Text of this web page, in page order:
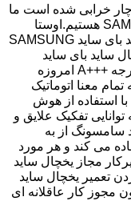
خرابی شده است ما
نمایندگی مجاز تعمیر ساید بای ساید SAMSUNG هستیم.اوستا
همیشه در کنارتان است تا تعمیر یخچال ساید بای ساید SAMSUNG
ساید بای ساید
سامسونگ با مصرف انرژی بسیار کم و با درجه +++A امروزه
معنا اتوماتیک
استفاده از هوش
تفکیک علایق و
سامسونگ از به
می کند و هر مورد
مجاز یخچال ساید
تعمیر یخچال ساید
مجوز کار عاقلانه ای